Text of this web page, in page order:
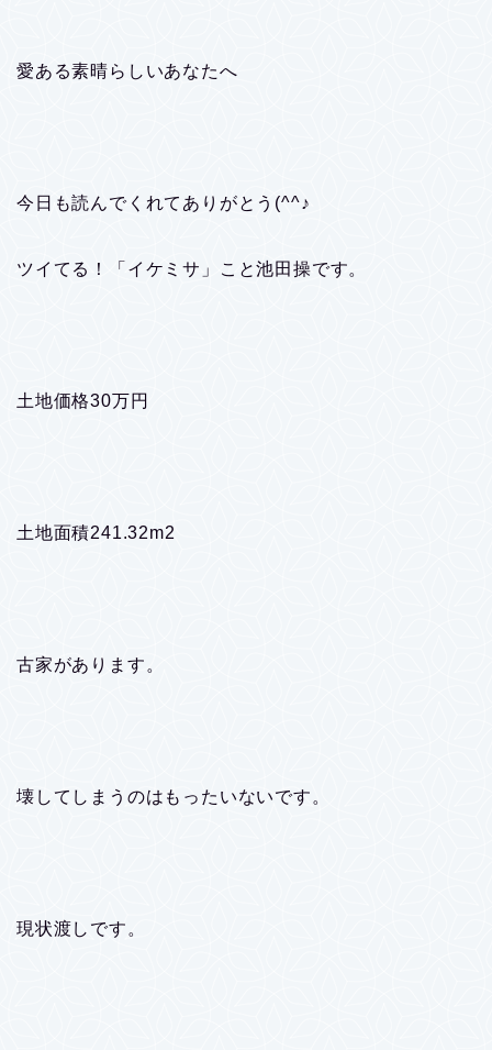
愛ある素晴らしいあなたへ
今日も読んでくれてありがとう(^^♪
ツイてる！「イケミサ」こと池田操です。
土地価格30万円
土地面積241.32m2
古家があります。
壊してしまうのはもったいないです。
現状渡しです。